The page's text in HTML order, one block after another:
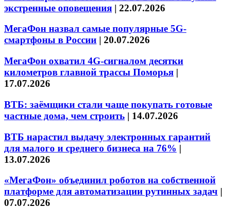
экстренные оповещения | 22.07.2026
МегаФон назвал самые популярные 5G-
смартфоны в России | 20.07.2026
МегаФон охватил 4G-сигналом десятки
километров главной трассы Поморья |
17.07.2026
ВТБ: заёмщики стали чаще покупать готовые
частные дома, чем строить | 14.07.2026
ВТБ нарастил выдачу электронных гарантий
для малого и среднего бизнеса на 76% |
13.07.2026
«МегаФон» объединил роботов на собственной
платформе для автоматизации рутинных задач |
07.07.2026